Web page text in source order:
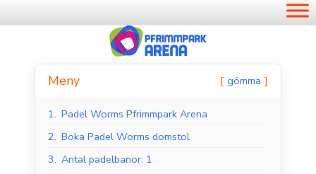
Meny gömma
1. Padel Worms Pfrimmpark Arena
2. Boka Padel Worms domstol
3. Antal padelbanor: 1